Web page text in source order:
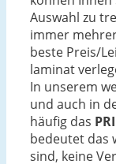
Auswahl zu
immer
beste Preis/
laminat
In unserem
und auch in
häufig das
bedeutet das
sind, keine